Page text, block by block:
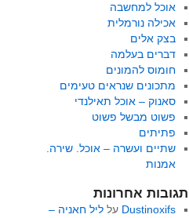
אוכל למחשבה
אכילה נורמלית
בצק אלים
דברים בעלמה
חומוס להמונים
מתכונים שנראים טעימים
סאנוק – אוכל תאילנדי
פשוט מבשל פשוט
פתיתים
שתיים ועשרה – אוכל. שירה.
אמנות
תגובות אחרונות
Dustinoxifs על ליל חאניה –